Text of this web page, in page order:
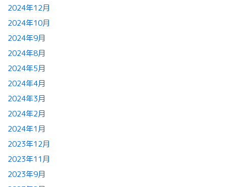
2024年12月
2024年10月
2024年9月
2024年8月
2024年5月
2024年4月
2024年3月
2024年2月
2024年1月
2023年12月
2023年11月
2023年9月